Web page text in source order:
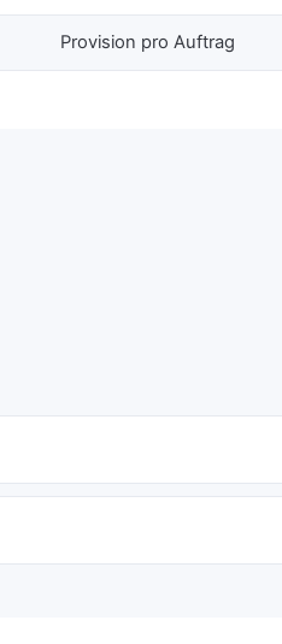
Provision pro Auftrag